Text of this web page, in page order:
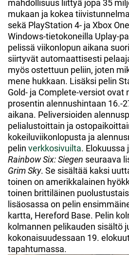
mahdollisuus liittyä jopa 35
mukaan ja kokea
sekä PlayStation 4- ja Xbox
Windows-tietokoneilla Uplay-
pelissä viikonlopun aikana
siirtyvät automaattisesti
myös ostettuun peliin, joten
mene hukkaan. Lisäksi pelin
Gold- ja Complete-versiot ovat
prosentin alennushintaan 16.-
aikana. Peliversioiden
pelialustoittain ja
kokeiluviikonlopusta ja
pelin verkkosivuilta. Elokuussa
Rainbow Six: Siegen seuraava
Grim Sky. Se sisältää kaksi
toinen on amerikkalainen
toinen brittiläinen
lisäosassa on pelin
kartta, Hereford Base. Pelin
kolmannen pelikauden sisältö
kokonaisuudessaan 19.
tapahtumassa.